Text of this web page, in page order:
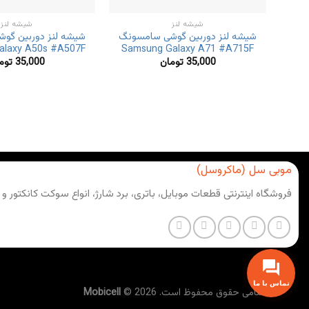
شیشه لنز
شیشه لنز دوربین گوشی سامسونگ
Samsung Galaxy A71 #A715F
35,000تومان
شیشه لنز
شیشه لنز دوربین
A50s #A507F
35,000
موبی سل (ماکروسل)
فروشگاه اینترنتی قطعات موبایل، باتری، برد شارژ، انواع سوکت کانکتور
تمامی حقوق محفوظ است. 2026 © Mobicell
تماس با ما